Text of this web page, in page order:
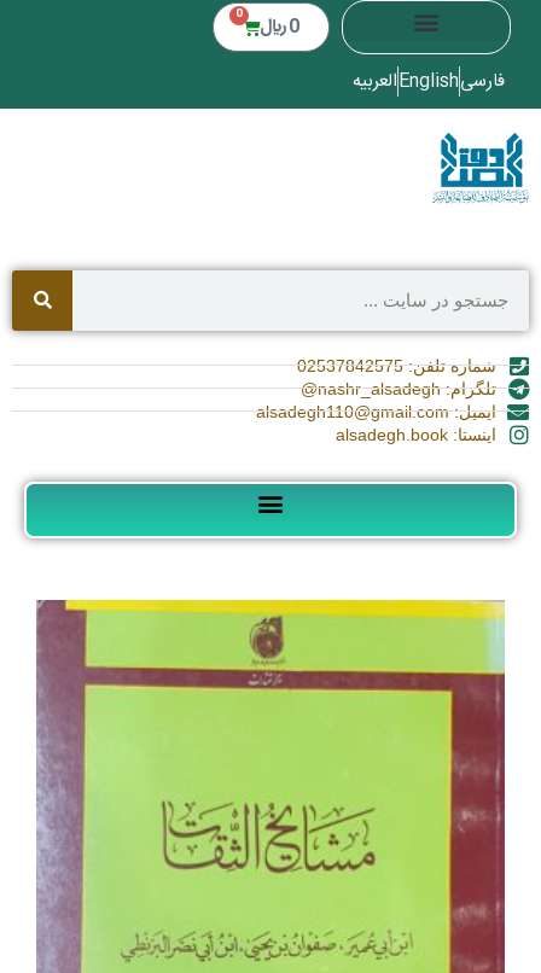
0 ﷼ 0
فارسیEnglishالعربیه
شماره تلفن: 02537842575
تلگرام: nashr_alsadegh@
ایمیل: alsadegh110@gmail.com
اینستا: alsadegh.book